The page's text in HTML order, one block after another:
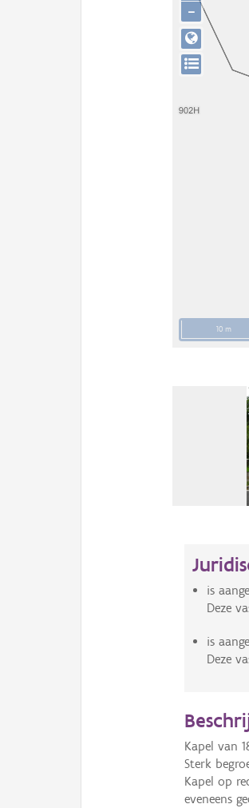
10 m
−
is
Deze
is
Deze
Kapel van
Sterk
Kapel op
eveneens